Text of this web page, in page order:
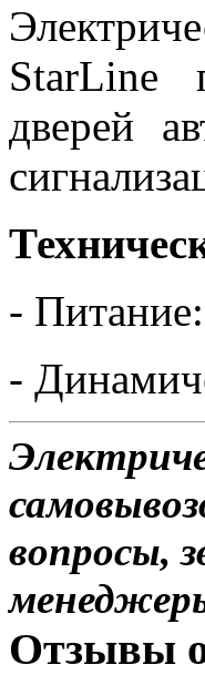
StarLine
дверей
-
-
вопросы,
Отзывы